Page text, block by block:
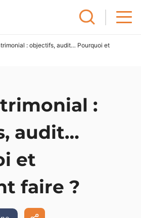
: objectifs, audit… Pourquoi et
:
audit…
et
faire ?